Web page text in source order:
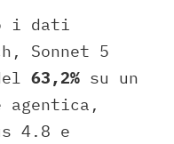
i dati
Sonnet 5
63,2% su un
agentica,
4.8 e